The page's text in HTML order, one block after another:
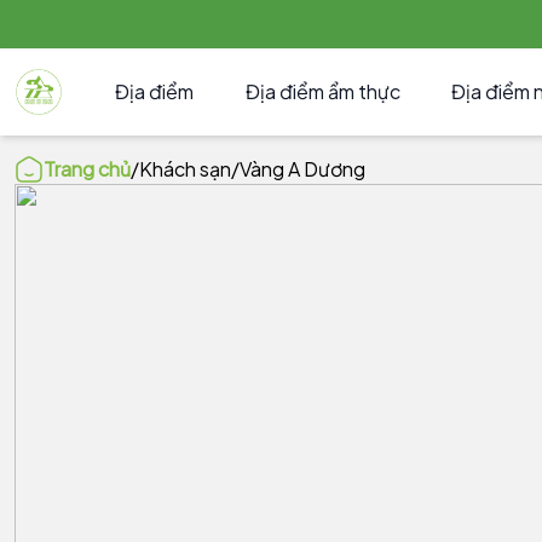
Địa điểm Địa điểm ẩm thực Địa điểm
Trang chủ/Khách sạn/Vàng A Dương